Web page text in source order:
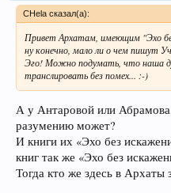
CHela сказал(а):
Привет Архатам, имеющим "Эхо
ну конечно, мало ли о чем пишут
Эго! Можно подумать, что наша
транслировать без помех... :-)
А у Антаровой или
разумению может?
И книги их «Эхо без
книг так же «Эхо без
Тогда кто же здесь в Архаты